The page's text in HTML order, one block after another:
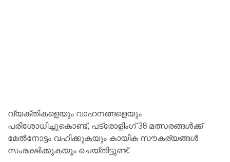
വ്യക്തികളെയും വാഹനങ്ങളെയും
പരിശോധിച്ചുകൊണ്ട്, പട്രോളിംഗ് 38 മത്സരങ്ങൾക്ക്
മേൽനോട്ടം വഹിക്കുകയും കായിക സൗകര്യങ്ങൾ
സംരക്ഷിക്കുകയും ചെയ്തിട്ടുണ്ട്.